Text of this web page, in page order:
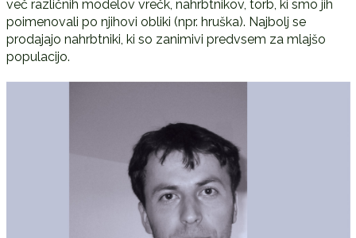
več različnih modelov vrečk, nahrbtnikov, torb, ki smo jih
poimenovali po njihovi obliki (npr. hruška). Najbolj se
prodajajo nahrbtniki, ki so zanimivi predvsem za mlajšo
populacijo.